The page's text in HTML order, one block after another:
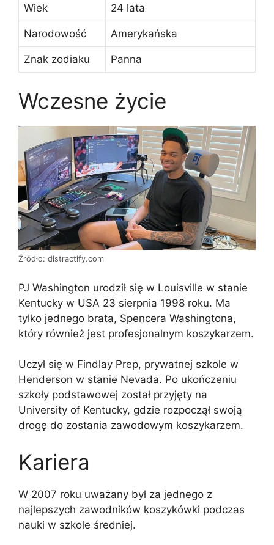
Wiek 24 lata
Narodowość Amerykańska
Znak zodiaku Panna
Wczesne życie
Źródło: distractify.com
PJ Washington urodził się w Louisville w stanie
Kentucky w USA 23 sierpnia 1998 roku. Ma
tylko jednego brata, Spencera Washingtona,
który również jest profesjonalnym koszykarzem.
Uczył się w Findlay Prep, prywatnej szkole w
Henderson w stanie Nevada. Po ukończeniu
szkoły podstawowej został przyjęty na
University of Kentucky, gdzie rozpoczął swoją
drogę do zostania zawodowym koszykarzem.
Kariera
W 2007 roku uważany był za jednego z
najlepszych zawodników koszykówki podczas
nauki w szkole średniej.